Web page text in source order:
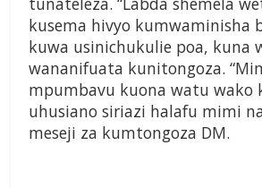
kusema hivyo kumwaminisha
kuwa usinichukulie poa, kuna
wananifuata kunitongoza.
mpumbavu kuona watu wako
uhusiano siriazi halafu mimi
meseji za kumtongoza DM.